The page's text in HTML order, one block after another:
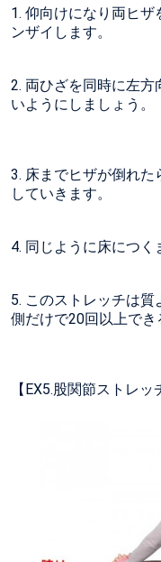
1. 仰向けになり両ヒ
ンザイします。
2. 両ひざを同時に左
いようにしましょう。
3. 床までヒザが倒れ
していきます。
4. 同じように床につく
5. このストレッチは
側だけで20回以上でき
【EX5.股関節ストレッ